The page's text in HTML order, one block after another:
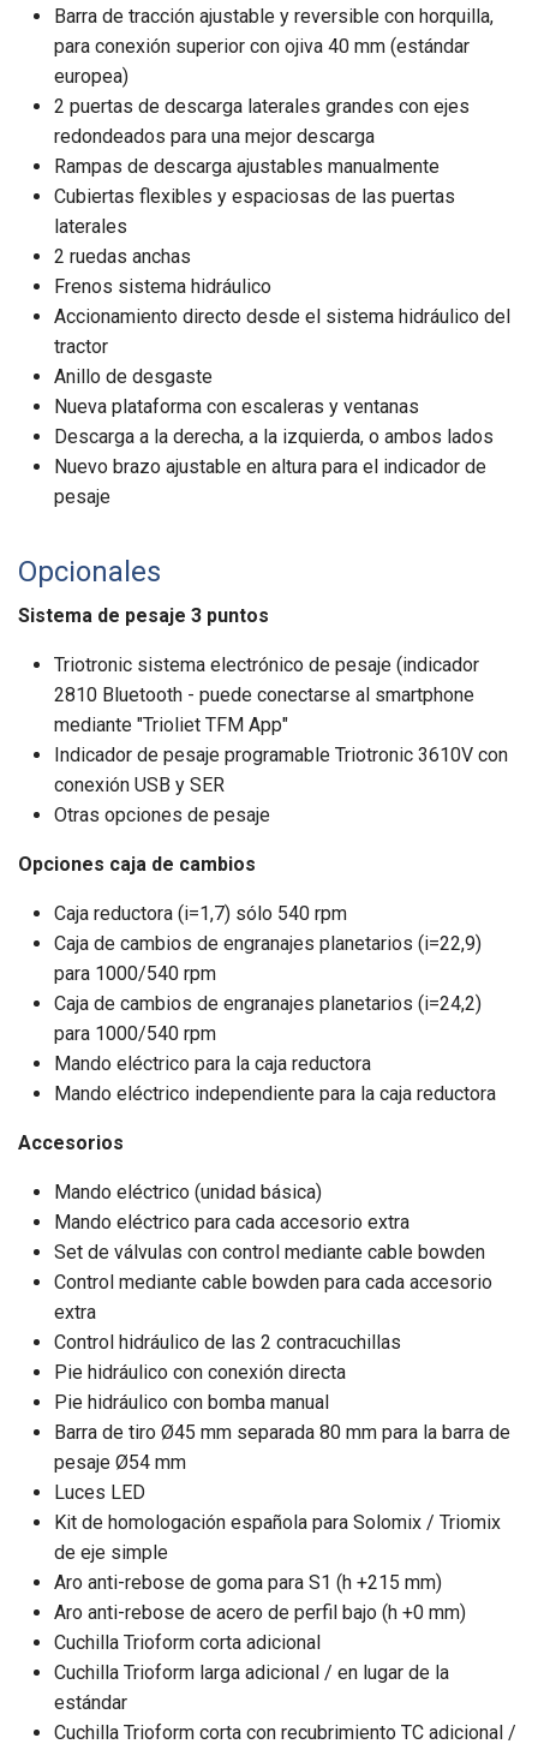
Barra de tracción ajustable y reversible con horquilla,
para conexión superior con ojiva 40 mm (estándar
europea)
2 puertas de descarga laterales grandes con ejes
redondeados para una mejor descarga
Rampas de descarga ajustables manualmente
Cubiertas flexibles y espaciosas de las puertas
laterales
2 ruedas anchas
Frenos sistema hidráulico
Accionamiento directo desde el sistema hidráulico del
tractor
Anillo de desgaste
Nueva plataforma con escaleras y ventanas
Descarga a la derecha, a la izquierda, o ambos lados
Nuevo brazo ajustable en altura para el indicador de
pesaje
Opcionales
Sistema de pesaje 3 puntos
Triotronic sistema electrónico de pesaje (indicador
2810 Bluetooth - puede conectarse al smartphone
mediante "Trioliet TFM App"
Indicador de pesaje programable Triotronic 3610V con
conexión USB y SER
Otras opciones de pesaje
Opciones caja de cambios
Caja reductora (i=1,7) sólo 540 rpm
Caja de cambios de engranajes planetarios (i=22,9)
para 1000/540 rpm
Caja de cambios de engranajes planetarios (i=24,2)
para 1000/540 rpm
Mando eléctrico para la caja reductora
Mando eléctrico independiente para la caja reductora
Accesorios
Mando eléctrico (unidad básica)
Mando eléctrico para cada accesorio extra
Set de válvulas con control mediante cable bowden
Control mediante cable bowden para cada accesorio
extra
Control hidráulico de las 2 contracuchillas
Pie hidráulico con conexión directa
Pie hidráulico con bomba manual
Barra de tiro Ø45 mm separada 80 mm para la barra de
pesaje Ø54 mm
Luces LED
Kit de homologación española para Solomix / Triomix
de eje simple
Aro anti-rebose de goma para S1 (h +215 mm)
Aro anti-rebose de acero de perfil bajo (h +0 mm)
Cuchilla Trioform corta adicional
Cuchilla Trioform larga adicional / en lugar de la
estándar
Cuchilla Trioform corta con recubrimiento TC adicional /